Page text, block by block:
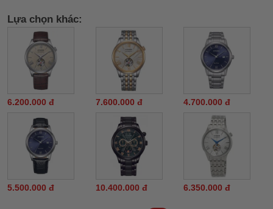
Lựa chọn khác:
6.200.000 đ 7.600.000 đ 4.700.000 đ
5.500.000 đ 10.400.000 đ 6.350.000 đ